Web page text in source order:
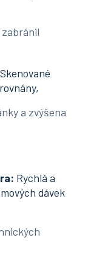
a zvýšena
Rychlá a
dávek